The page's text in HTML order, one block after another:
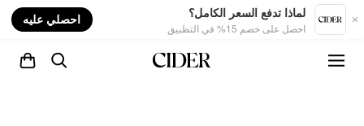
لماذا تدفع السعر الكامل؟
احصل على خصم 15% في التطبيق
احصلي عليه